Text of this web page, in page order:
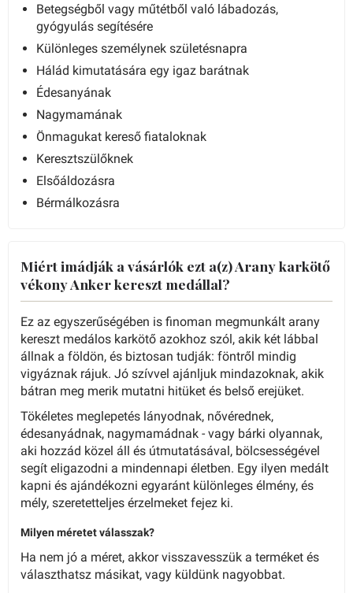
Betegségből vagy műtétből való lábadozás,
gyógyulás segítésére
Különleges személynek születésnapra
Hálád kimutatására egy igaz barátnak
Édesanyának
Nagymamának
Önmagukat kereső fiataloknak
Keresztszülőknek
Elsőáldozásra
Bérmálkozásra
Miért imádják a vásárlók ezt a(z) Arany karkötő
vékony Anker kereszt medállal?
Ez az egyszerűségében is finoman megmunkált arany
kereszt medálos karkötő azokhoz szól, akik két lábbal
állnak a földön, és biztosan tudják: föntről mindig
vigyáznak rájuk. Jó szívvel ajánljuk mindazoknak, akik
bátran meg merik mutatni hitüket és belső erejüket.
Tökéletes meglepetés lányodnak, nővérednek,
édesanyádnak, nagymamádnak - vagy bárki olyannak,
aki hozzád közel áll és útmutatásával, bölcsességével
segít eligazodni a mindennapi életben. Egy ilyen medált
kapni és ajándékozni egyaránt különleges élmény, és
mély, szeretetteljes érzelmeket fejez ki.
Milyen méretet válasszak?
Ha nem jó a méret, akkor visszavesszük a terméket és
választhatsz másikat, vagy küldünk nagyobbat.